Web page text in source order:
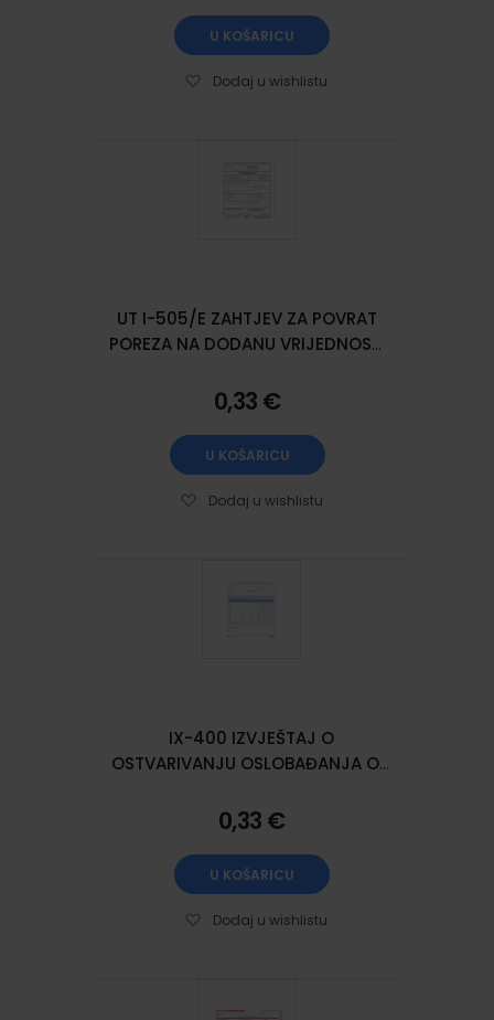
U KOŠARICU
Dodaj u wishlistu
UT I-505/E ZAHTJEV ZA POVRAT
POREZA NA DODANU VRIJEDNOST;
0,33 €
U KOŠARICU
Dodaj u wishlistu
IX-400 IZVJEŠTAJ O
OSTVARIVANJU OSLOBAĐANJA OD
lista, 21 x 29,7 cm
0,33 €
U KOŠARICU
Dodaj u wishlistu